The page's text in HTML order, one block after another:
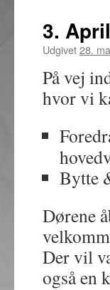
3.
Udgivet28.
På vej
hvor vi
Bytte
Dørene
Der vil
også en